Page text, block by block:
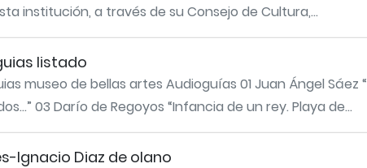
institución, a través de su Consejo de Cultura,...
listado
museo de bellas artes Audioguías 01 Juan Ángel
03 Darío de Regoyos “Infancia de un rey. Playa de...
Ignacio Diaz de olano